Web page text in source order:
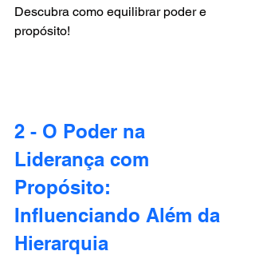
Descubra como equilibrar poder e
propósito!
2 - O Poder na
Liderança com
Propósito:
Influenciando Além da
Hierarquia